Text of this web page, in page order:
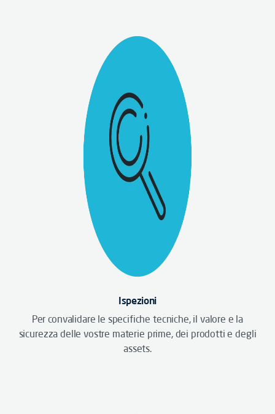
Ispezioni
Per convalidare le specifiche tecniche, il valore e la
sicurezza delle vostre materie prime, dei prodotti e degli
assets.